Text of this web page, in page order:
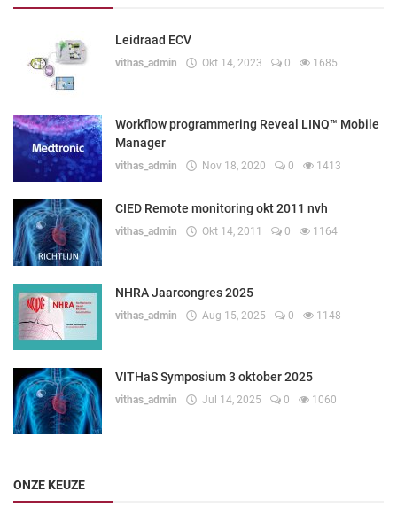
Leidraad ECV
vithas_admin Okt 14, 2023 0 1685
Workflow programmering Reveal LINQ™ Mobile
Manager
vithas_admin Nov 18, 2020 0 1413
CIED Remote monitoring okt 2011 nvh
vithas_admin Okt 14, 2011 0 1164
NHRA Jaarcongres 2025
vithas_admin Aug 15, 2025 0 1148
VITHaS Symposium 3 oktober 2025
vithas_admin Jul 14, 2025 0 1060
ONZE KEUZE